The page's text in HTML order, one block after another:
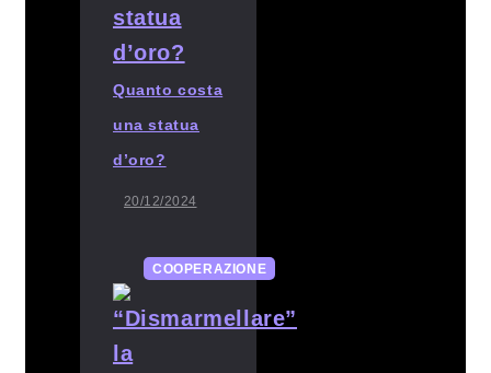
Quanto costa
una statua
d’oro?
20/12/2024
COOPERAZIONE